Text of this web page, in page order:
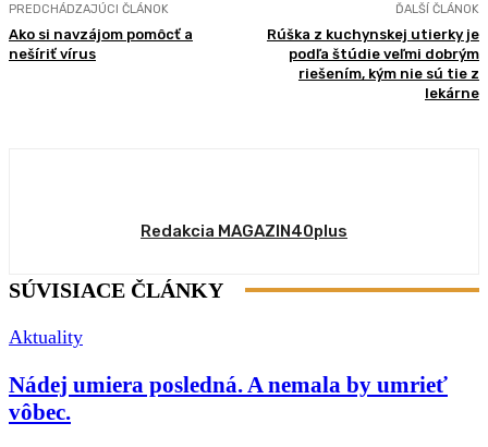
PREDCHÁDZAJÚCI ČLÁNOK
Ako si navzájom pomôcť a
nešíriť vírus
ĎALŠÍ ČLÁNOK
Rúška z kuchynskej utierky je
podľa štúdie veľmi dobrým
riešením, kým nie sú tie z
lekárne
Redakcia MAGAZIN40plus
SÚVISIACE ČLÁNKY
Aktuality
Nádej umiera posledná. A nemala by umrieť
vôbec.